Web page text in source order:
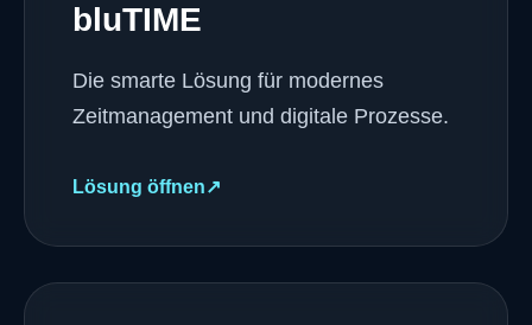
bluTIME
Die smarte Lösung für modernes
Zeitmanagement und digitale Prozesse.
Lösung öffnen↗